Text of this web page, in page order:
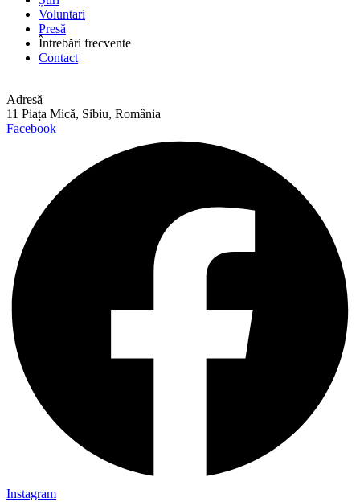
Voluntari
Presă
Întrebări frecvente
Contact
Adresă
11 Piața Mică, Sibiu, România
Facebook
Instagram